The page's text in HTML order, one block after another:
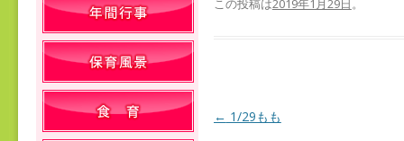
この投稿は2019年1月29日。
投稿ナビゲーション
← 1/29もも